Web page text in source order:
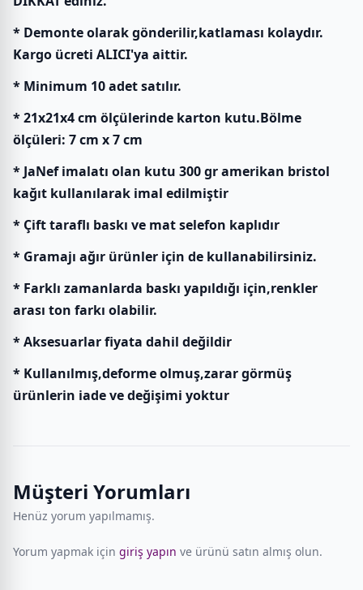
* Demonte olarak gönderilir,katlaması kolaydır.
Kargo ücreti ALICI'ya aittir.
* Minimum 10 adet satılır.
* 21x21x4 cm ölçülerinde karton kutu.Bölme
ölçüleri: 7 cm x 7 cm
* JaNef imalatı olan kutu 300 gr amerikan bristol
kağıt kullanılarak imal edilmiştir
* Çift taraflı baskı ve mat selefon kaplıdır
* Gramajı ağır ürünler için de kullanabilirsiniz.
* Farklı zamanlarda baskı yapıldığı için,renkler
arası ton farkı olabilir.
* Aksesuarlar fiyata dahil değildir
* Kullanılmış,deforme olmuş,zarar görmüş
ürünlerin iade ve değişimi yoktur
Müşteri Yorumları
Henüz yorum yapılmamış.
Yorum yapmak için giriş yapın ve ürünü satın almış olun.